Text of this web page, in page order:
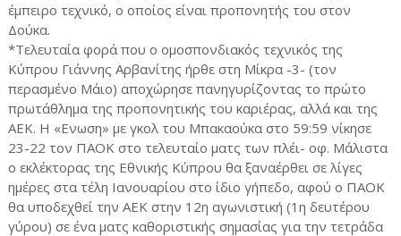
έμπειρο τεχνικό, ο οποίος είναι προπονητής του στον
Δούκα.
*Τελευταία φορά που ο ομοσπονδιακός τεχνικός της
Κύπρου Γιάννης Αρβανίτης ήρθε στη Μίκρα -3- (τον
περασμένο Μάιο) αποχώρησε πανηγυρίζοντας το πρώτο
πρωτάθλημα της προπονητικής του καριέρας, αλλά και της
ΑΕΚ. Η «Ενωση» με γκολ του Μπακαούκα στο 59:59 νίκησε
23-22 τον ΠΑΟΚ στο τελευταίο ματς των πλέι- οφ. Μάλιστα
ο εκλέκτορας της Εθνικής Κύπρου θα ξαναέρθει σε λίγες
ημέρες στα τέλη Ιανουαρίου στο ίδιο γήπεδο, αφού ο ΠΑΟΚ
θα υποδεχθεί την ΑΕΚ στην 12η αγωνιστική (1η δευτέρου
γύρου) σε ένα ματς καθοριστικής σημασίας για την τετράδα